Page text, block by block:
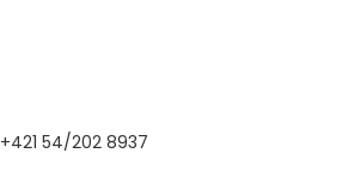
+421 54/202 8937